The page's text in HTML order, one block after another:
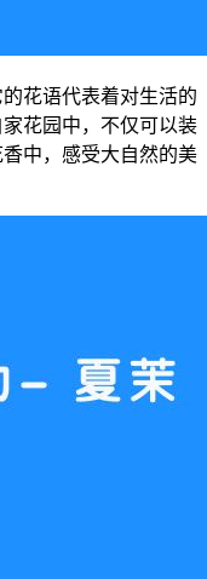
花语代表着对生活的
花园中，不仅可以装
中，感受大自然的美